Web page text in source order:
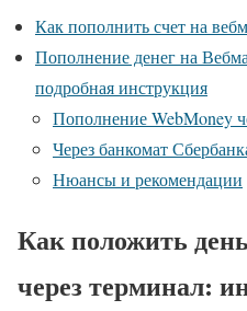
Как пополнить счет на
Пополнение денег на
подробная инструкция
Пополнение WebMoney
Через банкомат
Нюансы и рекомендации
Как положить
через терминал: